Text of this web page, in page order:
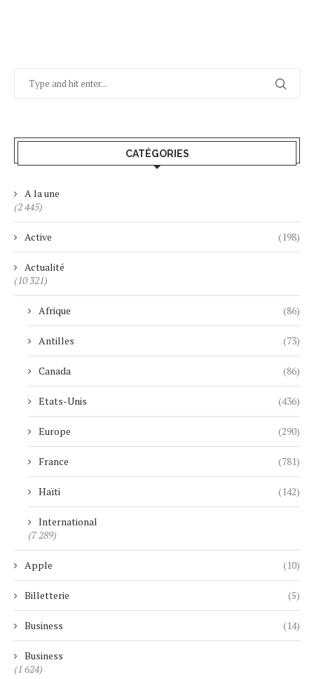
CATÉGORIES
A la une
(2 445)
Active (198)
Actualité
(10 321)
Afrique (86)
Antilles (73)
Canada (86)
Etats-Unis (436)
Europe (290)
France (781)
Haïti (142)
International
(7 289)
Apple (10)
Billetterie (5)
Business (14)
Business
(1 624)